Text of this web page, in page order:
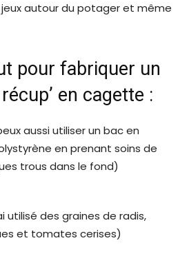
jeux autour du potager et même
pour fabriquer un
en cagette :
aussi utiliser un bac en
en prenant soins de
trous dans le fond)
utilisé des graines de radis,
et tomates cerises)